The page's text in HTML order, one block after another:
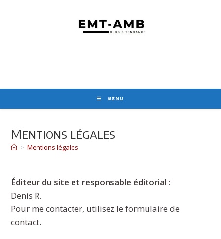
MENU
Mentions légales
> Mentions légales
Éditeur du site et responsable éditorial :
Denis R.
Pour me contacter, utilisez le formulaire de
contact.